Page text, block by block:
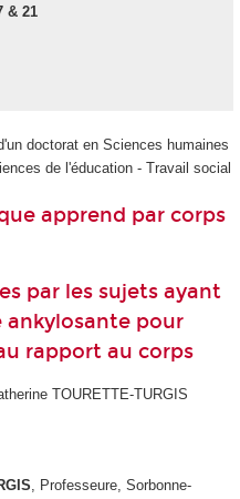
& 21
doctorat en Sciences humaines
de l'éducation - Travail social
apprend par corps
par les sujets ayant
pour
rapport au corps
TOURETTE-TURGIS
, Professeure, Sorbonne-